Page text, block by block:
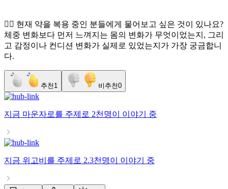
👉🏻 현재 약을 복용 중인 분들에게 물어보고 싶은 것이 있나요?
체중 변화보다 먼저 느껴지는 몸의 변화가 무엇이었는지, 그리
고 감정이나 컨디션 변화가 실제로 있었는지가 가장 궁금합니
다.
추천 1 비추천0
지금 마운자로를 주제로 2천명이 이야기 중
지금 위고비 를 주제로 2.3천명이 이야기 중